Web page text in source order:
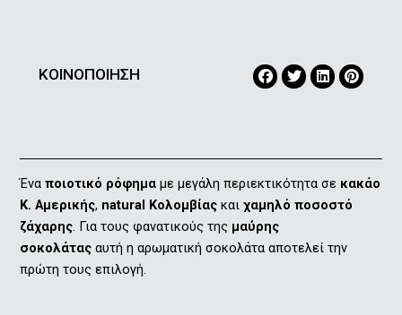
ΚΟΙΝΟΠΟΙΗΣΗ
Έναποιοτικό ρόφημα με μεγάλη περιεκτικότητα σε κακάο
Κ. Αμερικής, natural Kολομβίας καιχαμηλό ποσοστό
ζάχαρης. Για τους φανατικούς της μαύρης
σοκολάτας αυτή η αρωματική σοκολάτα αποτελεί την
πρώτη τους επιλογή.